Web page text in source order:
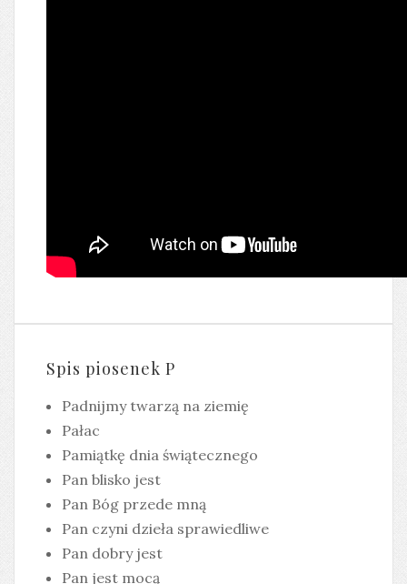
Spis piosenek P
Padnijmy twarzą na ziemię
Pałac
Pamiątkę dnia świątecznego
Pan blisko jest
Pan Bóg przede mną
Pan czyni dzieła sprawiedliwe
Pan dobry jest
Pan jest mocą